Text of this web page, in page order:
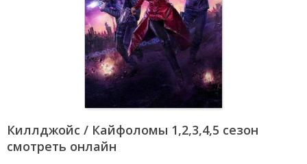
Киллджойс / Кайфоломы 1,2,3,4,5 сезон
смотреть онлайн